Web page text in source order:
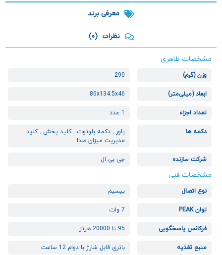
معرفی برند
نظرات (0)
مشخصات ظاهری
وزن (گرم) 290
ابعاد (میلی‌متر) 86x134.5x46
تعداد اجزاء 1 عدد
دکمه ها پاور ,دکمه بلوتوث ,کلید پخش ,کلید
مدیریت میزان صدا
شرکت سازنده جی بی ال
مشخصات فنی
نوع اتصال بیسیم
توان PEAK 7 وات
فرکانس پاسخگویی 95 تا 20000 هرتز
منبع تغذیه باتری قابل شارژ با دوام 12 ساعت